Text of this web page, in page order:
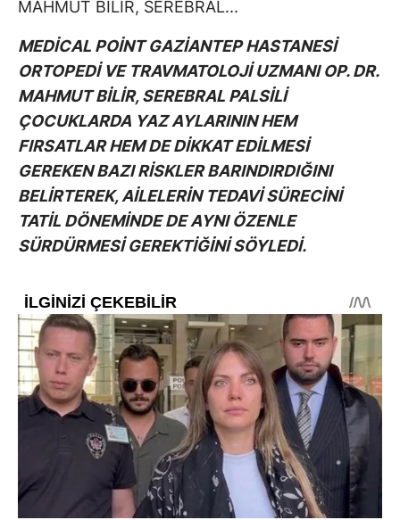
MEDİCAL POİNT GAZİANTEP HASTANESİ
ORTOPEDİ VE TRAVMATOLOJİ UZMANI OP. DR.
MAHMUT BİLİR, SEREBRAL PALSİLİ
ÇOCUKLARDA YAZ AYLARININ HEM
FIRSATLAR HEM DE DİKKAT EDİLMESİ
GEREKEN BAZI RİSKLER BARINDIRDIĞINI
BELİRTEREK, AİLELERİN TEDAVİ SÜRECİNİ
TATİL DÖNEMİNDE DE AYNI ÖZENLE
SÜRDÜRMESİ GEREKTİĞİNİ SÖYLEDİ.